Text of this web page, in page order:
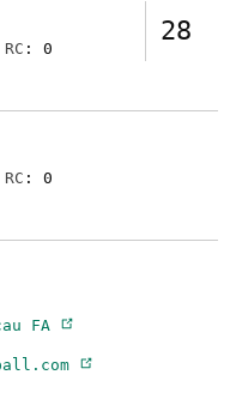
28
RC : 0
RC : 0
FA